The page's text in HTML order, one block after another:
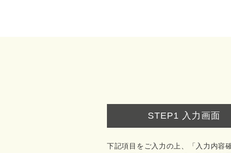
STEP1 入力画面
下記項目をご入力の上、「入力内容